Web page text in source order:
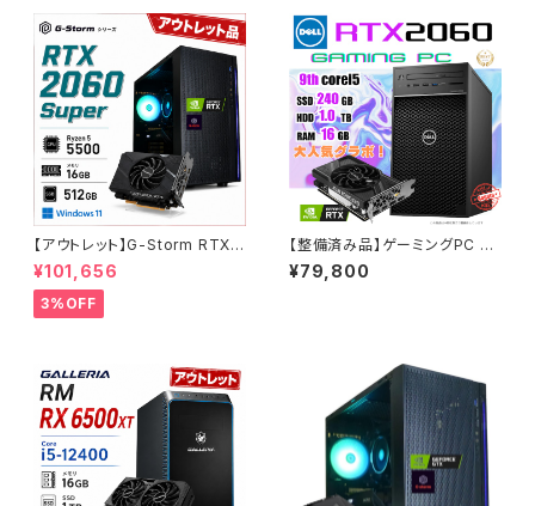
【アウトレット】G-Storm RTX2
060Super Ryzen5-5500 メ
モリ16GB SSD512GB ゲーミ
ングPC 90日保証
¥101,656
3%OFF
【整備済み品】ゲーミングPC デ
スクトップ DELL Precision 3
630 Tower - Core i5-9500
¥79,800